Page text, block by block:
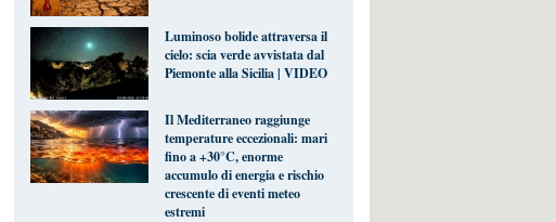
Luminoso bolide attraversa il
cielo: scia verde avvistata dal
Piemonte alla Sicilia | VIDEO
Il Mediterraneo raggiunge
temperature eccezionali: mari
fino a +30°C, enorme
accumulo di energia e rischio
crescente di eventi meteo
estremi